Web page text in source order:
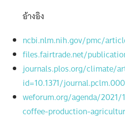
อ้างอิง
ncbi.nlm.nih.gov/pmc/
files.fairtrade.net/
journals.plos.org/climate/
id=10.1371/
weforum.org/agenda/
coffee-production-